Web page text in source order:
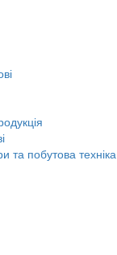
та побутова техніка